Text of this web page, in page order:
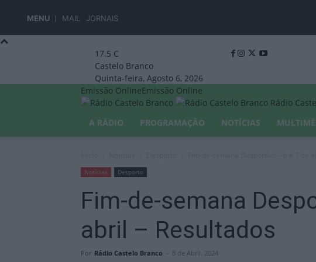
MENU MAIL JORNAIS
17.5 C
Castelo Branco
Quinta-feira, Agosto 6, 2026
Emissão OnlineEmissão Online
Rádio
A RÁDIO
PROGRAMAÇÃO NOTÍCIAS
Notícias Desporto
Fim-de-semana
abril – Resultados
Por Rádio Castelo Branco - 8 de Abril, 2024